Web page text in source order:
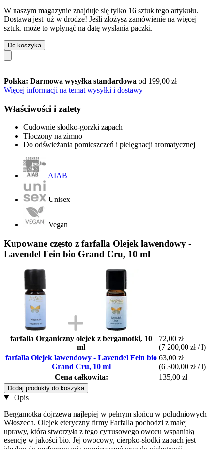
W naszym magazynie znajduje się tylko 16 sztuk tego artykułu.
Dostawa jest już w drodze! Jeśli złożysz zamówienie na więcej
sztuk, może to wpłynąć na datę wysłania paczki.
Do koszyka
Polska: Darmowa wysyłka standardowa od 199,00 zł
Więcej informacji na temat wysyłki i dostawy
Właściwości i zalety
Cudownie słodko-gorzki zapach
Tłoczony na zimno
Do odświeżania pomieszczeń i pielęgnacji aromatycznej
AIAB
Unisex
Vegan
Kupowane często z farfalla Olejek lawendowy -
Lavendel Fein bio Grand Cru, 10 ml
farfalla Organiczny olejek z bergamotki, 10
ml
72,00 zł
(7 200,00 zł / l)
farfalla Olejek lawendowy - Lavendel Fein bio
Grand Cru, 10 ml
63,00 zł
(6 300,00 zł / l)
Cena całkowita:
135,00 zł
Dodaj produkty do koszyka
Opis
Bergamotka dojrzewa najlepiej w pełnym słońcu w południowych
Włoszech. Olejek eteryczny firmy Farfalla pochodzi z małej
uprawy, która stworzyła z tego cytrusowego owocu wspaniałą
esencję w jakości bio. Jej owocowy, cierpko-słodki zapach jest